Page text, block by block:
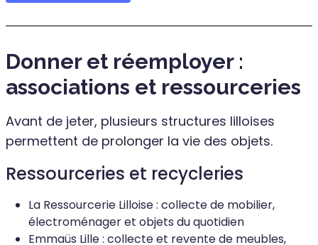
Donner et réemployer :
associations et ressourceries
Avant de jeter, plusieurs structures lilloises
permettent de prolonger la vie des objets.
Ressourceries et recycleries
La Ressourcerie Lilloise : collecte de mobilier,
électroménager et objets du quotidien
Emmaüs Lille : collecte et revente de meubles,